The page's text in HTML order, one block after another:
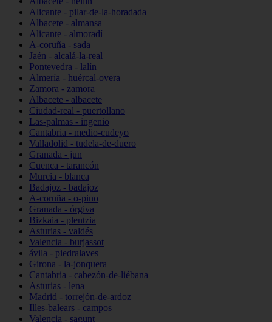
Alicante - pilar-de-la-horadada
Albacete - almansa
Alicante - almoradí
A-coruña - sada
Jaén - alcalá-la-real
Pontevedra - lalín
Almería - huércal-overa
Zamora - zamora
Albacete - albacete
Ciudad-real - puertollano
Las-palmas - ingenio
Cantabria - medio-cudeyo
Valladolid - tudela-de-duero
Granada - jun
Cuenca - tarancón
Murcia - blanca
Badajoz - badajoz
A-coruña - o-pino
Granada - órgiva
Bizkaia - plentzia
Asturias - valdés
Valencia - burjassot
ávila - piedralaves
Girona - la-jonquera
Cantabria - cabezón-de-liébana
Asturias - lena
Madrid - torrejón-de-ardoz
Illes-balears - campos
Valencia - sagunt